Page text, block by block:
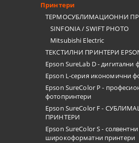
Принтери
ТЕРМОСУБЛИМАЦИОННИ
SINFONIA / SWIFT PHOTO
Mitsubishi Electric
ТЕКСТИЛНИ ПРИНТЕРИ
Epson SureLab D -
Epson L-серия икономични
Epson SureColor P -
фотопринтери
Epson SureColor F -
ПРИНТЕРИ
Epson SureColor S - солвентни
широкоформатни принтери